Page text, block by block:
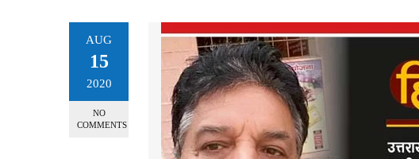
AUG
15
2020
NO
COMMENTS